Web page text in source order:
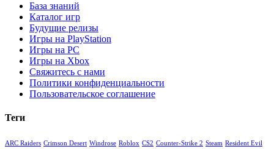
База знаний
Каталог игр
Будущие релизы
Игры на PlayStation
Игры на PC
Игры на Xbox
Свяжитесь с нами
Политики конфиденциальности
Пользовательское соглашение
Теги
ARC Raiders Crimson Desert Windrose Roblox CS2 Counter-Strike 2 Steam Resident Evil